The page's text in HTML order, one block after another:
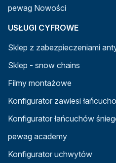
pewag Nowości
USŁUGI CYFROWE
Sklep z zabezpieczeniami
Sklep - snow chains
Filmy montażowe
Konfigurator zawiesi
Konfigurator łańcuchów
pewag academy
Konfigurator uchwytów